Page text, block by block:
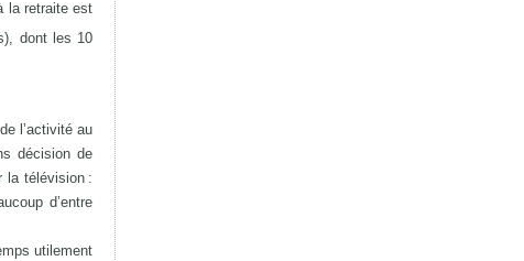
la retraite est
dont les 10
l’activité au
décision de
la télévision :
d’entre
utilement